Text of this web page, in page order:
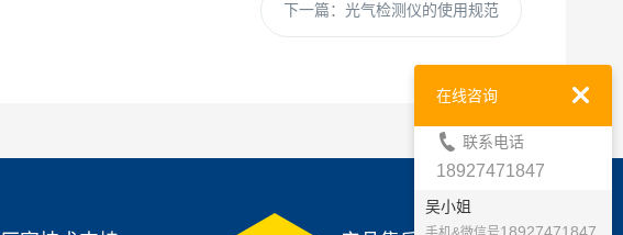
下一篇： 光气检测仪的使用规范
在线咨询
联系电话
18927471847
吴小姐